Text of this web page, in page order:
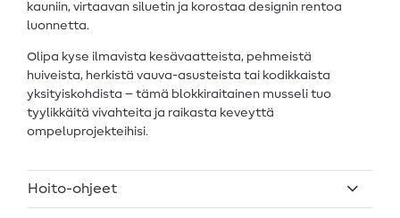
kauniin, virtaavan siluetin ja korostaa designin rentoa
luonnetta.
Olipa kyse ilmavista kesävaatteista, pehmeistä
huiveista, herkistä vauva-asusteista tai kodikkaista
yksityiskohdista – tämä blokkiraitainen musseli tuo
tyylikkäitä vivahteita ja raikasta keveyttä
ompeluprojekteihisi.
Hoito-ohjeet